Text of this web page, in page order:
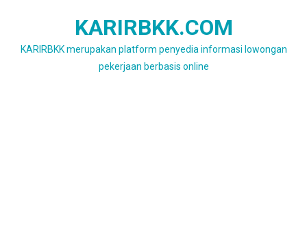
KARIRBKK.COM
KARIRBKK merupakan platform penyedia informasi lowongan
pekerjaan berbasis online